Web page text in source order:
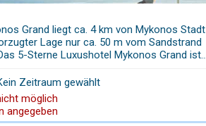
Grand liegt ca. 4 km von Mykonos Stadt
Lage nur ca. 50 m vom Sandstrand
5-Sterne Luxushotel Mykonos Grand ist
Sie sich zurück und genießen den
Blau der Kykladen in den schönsten
Wir organisieren alles für Sie. Bei uns
Spezialisten ist Ihre Griechenland Reise in
Zeitraum gewählt
möglich
angegeben